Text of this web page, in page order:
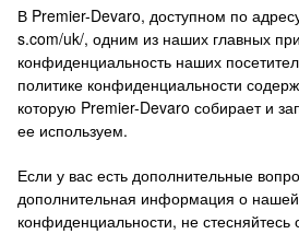
В Premier-Devaro, доступном по
s.com/uk/, одним из наших главных
конфиденциальность наших
политике конфиденциальности
которую Premier-Devaro собирает и
ее используем.
Если у вас есть дополнительные
дополнительная информация о
конфиденциальности, не